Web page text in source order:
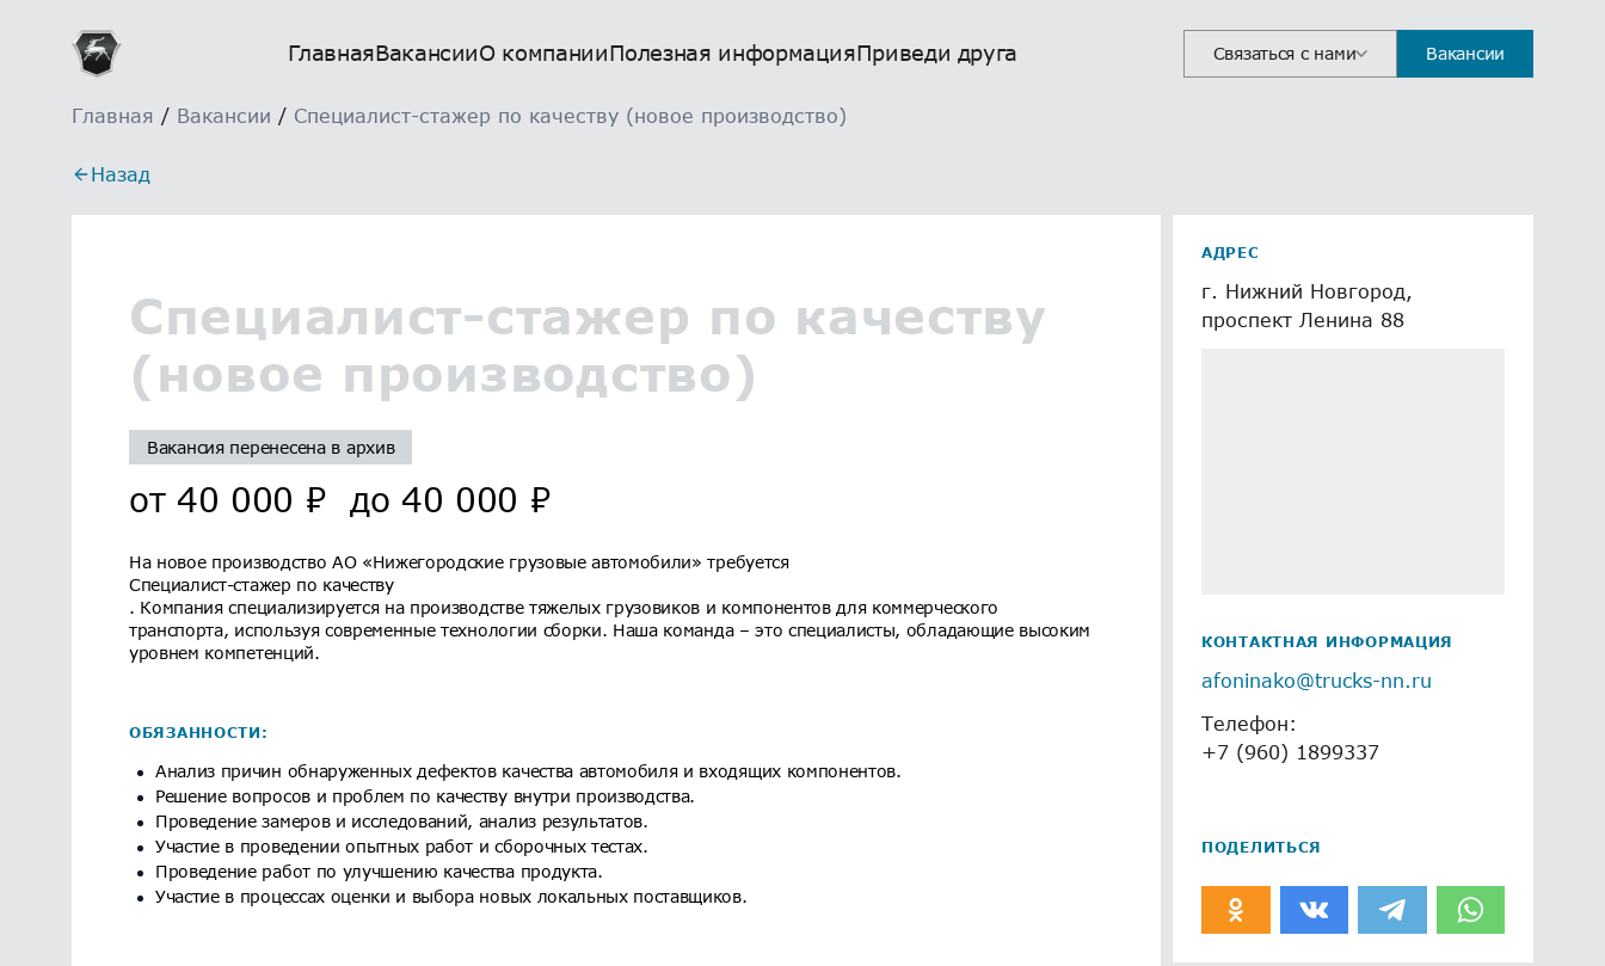
ГлавнаяВакансииО компанииПолезная информацияПриведи друга Связаться с нами Вакансии
Главная / Вакансии / Специалист-стажер по качеству (новое производство)
Назад
Специалист-стажер по качеству
(новое производство)
Вакансия перенесена в архив
от 40 000 ₽ до 40 000 ₽
На новое производство АО «Нижегородские грузовые автомобили» требуется
Специалист-стажер по качеству
. Компания специализируется на производстве тяжелых грузовиков и компонентов для коммерческого
транспорта, используя современные технологии сборки. Наша команда – это специалисты, обладающие высоким
уровнем компетенций.
ОБЯЗАННОСТИ:
Анализ причин обнаруженных дефектов качества автомобиля и входящих компонентов.
Решение вопросов и проблем по качеству внутри производства.
Проведение замеров и исследований, анализ результатов.
Участие в проведении опытных работ и сборочных тестах.
Проведение работ по улучшению качества продукта.
Участие в процессах оценки и выбора новых локальных поставщиков.
АДРЕС
г. Нижний Новгород,
проспект Ленина 88
КОНТАКТНАЯ ИНФОРМАЦИЯ
afoninako@trucks-nn.ru
Телефон:
+7 (960) 1899337
ПОДЕЛИТЬСЯ